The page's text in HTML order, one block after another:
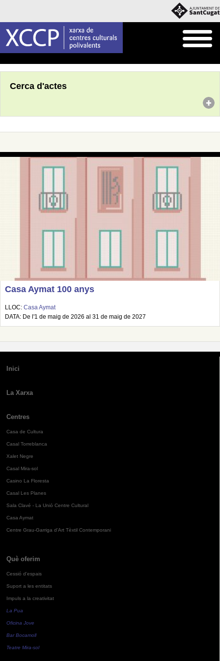
Cerca d'actes
Casa Aymat 100 anys
LLOC: Casa Aymat
DATA: De l'1 de maig de 2026 al 31 de maig de 2027
Inici
La Xarxa
Centres
Casa de Cultura
Casal Torreblanca
Xalet Negre
Casal Mira-sol
Casino La Floresta
Casal Les Planes
Sala Clavé - La Unió Centre Cultural
Casa Aymat
Centre Grau-Garriga d'Art Tèxtil Contemporani
Què oferim
Cessió d'espais
Suport a les entitats
Impuls a la creativitat
La Pua
Oficina Jove
Bar Bocamoll
Teatre Mira-sol